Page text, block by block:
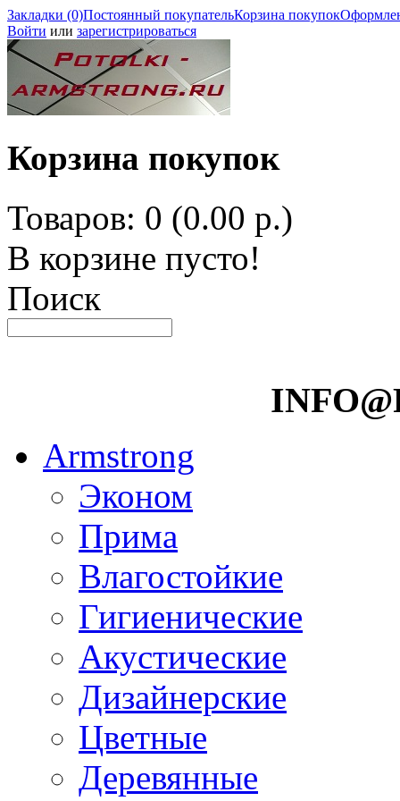
Закладки (0)Постоянный покупательКорзина покупок
Войти или зарегистрироваться
Корзина покупок
Товаров: 0 (0.00 р.)
В корзине пусто!
Поиск
Armstrong
Эконом
Прима
Влагостойкие
Гигиенические
Акустические
Дизайнерские
Цветные
Деревянные